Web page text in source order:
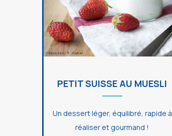
PETIT SUISSE AU MUESLI
Un dessert léger, équilibré, rapide à
réaliser et gourmand !